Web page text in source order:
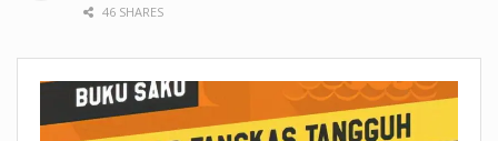
46 SHARES